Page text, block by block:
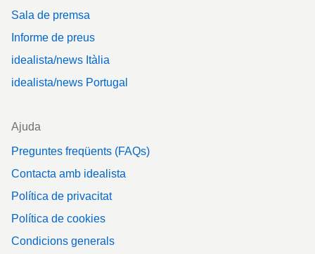
Sala de premsa
Informe de preus
idealista/news Itàlia
idealista/news Portugal
Ajuda
Preguntes freqüents (FAQs)
Contacta amb idealista
Política de privacitat
Política de cookies
Condicions generals